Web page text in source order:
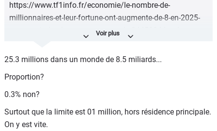
https://www.tf1info.fr/economie/le-nombre-de-
millionnaires-et-leur-fortune-ont-augmente-de-8-en-2025-
pour-atteindre-de-nouveaux-records-2445294.html
25.3 millions dans un monde de 8.5 miliards...
Proportion?
0.3% non?
Surtout que la limite est 01 million, hors résidence principale.
On y est vite.